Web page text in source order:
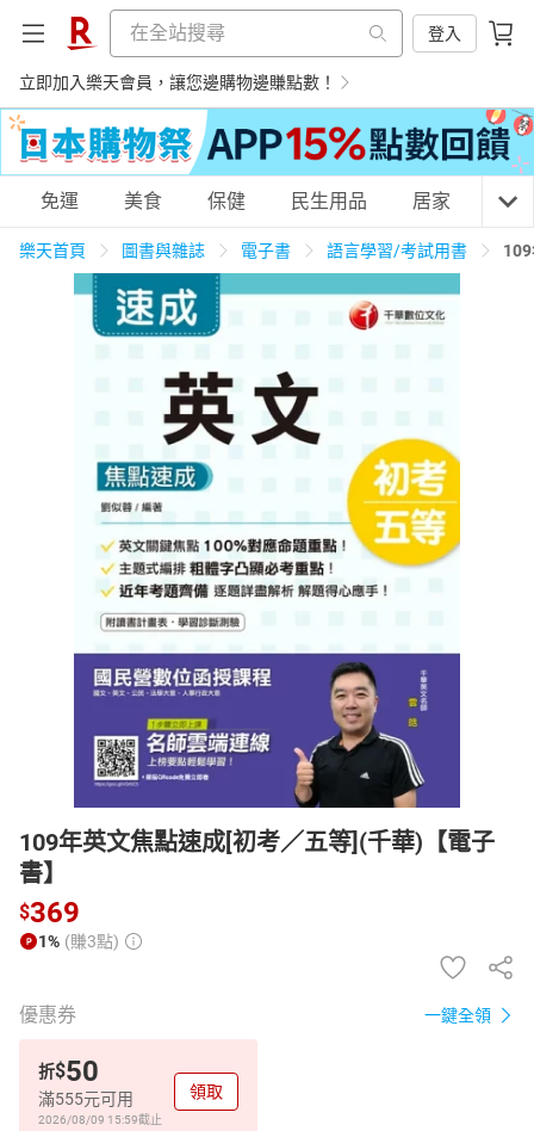
登入
立即加入樂天會員，讓您邊購物邊賺點數！
購物網分類
天天免運 美食蛋糕 養生保健 民生用品
3C家電 運動休閒
男裝 化妝保養 情趣用品
日本購物 電子/紙本書
免運 美食 保健 民生用品 居家 3C
樂天首頁 圖書與雜誌 電子書 語言學習/考試用書
109年英文焦點速成[初考／五等](千華)【電子
書】
$369
1% (賺3點)
優惠券 一鍵全領
折$50
滿555元可用
2026/08/09 15:59截止
領取